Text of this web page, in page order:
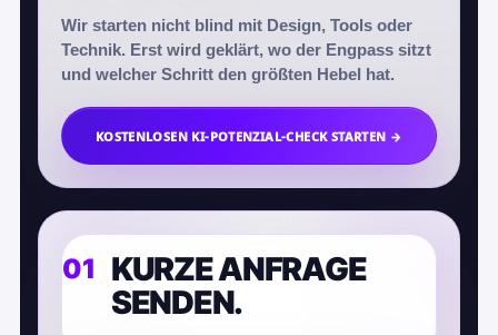
Wir starten nicht blind mit Design, Tools oder
Technik. Erst wird geklärt, wo der Engpass sitzt
und welcher Schritt den größten Hebel hat.
KOSTENLOSEN KI-POTENZIAL-CHECK STARTEN →
KURZE ANFRAGE
SENDEN.